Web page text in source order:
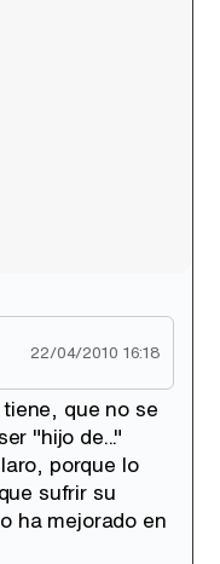
22/04/2010 16:18
que no se
"hijo de..."
porque lo
sufrir su
ha mejorado en